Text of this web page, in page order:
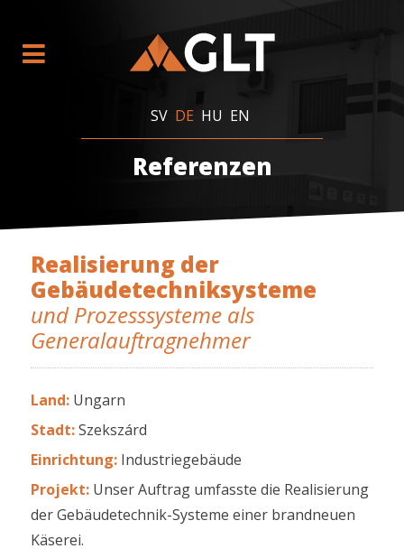
SV DE HU EN
Referenzen
Realisierung der
Gebäudetechniksysteme
und Prozesssysteme als
Generalauftragnehmer
Land: Ungarn
Stadt:Szekszárd
Einrichtung: Industriegebäude
Projekt: Unser Auftrag umfasste die Realisierung
der Gebäudetechnik-Systeme einer brandneuen
Käserei.